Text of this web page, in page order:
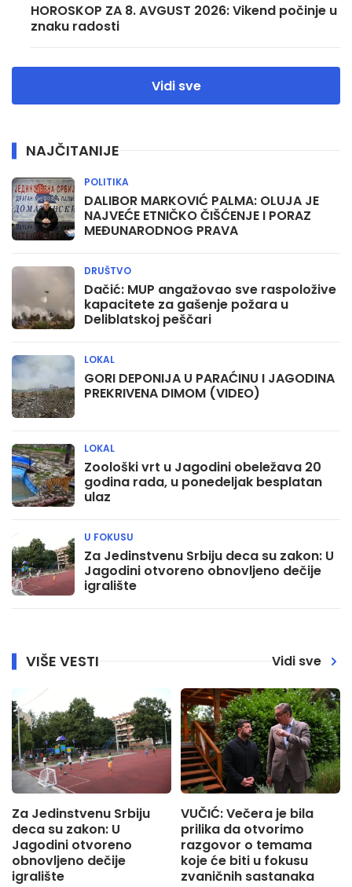
HOROSKOP ZA 8. AVGUST 2026: Vikend počinje u
znaku radosti
Vidi sve
NAJČITANIJE
DALIBOR MARKOVIĆ PALMA: OLUJA JE
NAJVEĆE ETNIČKO ČIŠĆENJE I PORAZ
MEĐUNARODNOG PRAVA
POLITIKA
Dačić: MUP angažovao sve raspoložive
kapacitete za gašenje požara u
Deliblatskoj peščari
DRUŠTVO
GORI DEPONIJA U PARAĆINU I JAGODINA
PREKRIVENA DIMOM (VIDEO)
LOKAL
Zoološki vrt u Jagodini obeležava 20
godina rada, u ponedeljak besplatan
ulaz
LOKAL
Za Jedinstvenu Srbiju deca su zakon: U
Jagodini otvoreno obnovljeno dečije
igralište
U FOKUSU
VIŠE VESTI Vidi sve
Za Jedinstvenu Srbiju
deca su zakon: U
Jagodini otvoreno
obnovljeno dečije
igralište
VUČIĆ: Večera je bila
prilika da otvorimo
razgovor o temama
koje će biti u fokusu
zvaničnih sastanaka